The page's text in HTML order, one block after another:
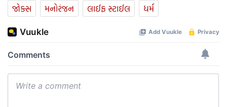
જોક્સ
મનોરંજન લાઈફ સ્ટાઈલ ધર્મ